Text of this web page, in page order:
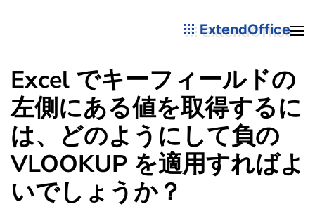
ExtendOffice
Excel でキーフィールドの
左側にある値を取得するに
は、どのようにして負の
VLOOKUP を適用すればよ
いでしょうか？